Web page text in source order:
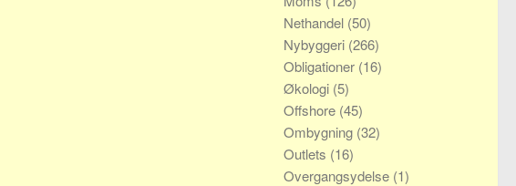
Nethandel (50)
Nybyggeri (266)
Obligationer (16)
Økologi (5)
Offshore (45)
Ombygning (32)
Outlets (16)
Overgangsydelse (1)